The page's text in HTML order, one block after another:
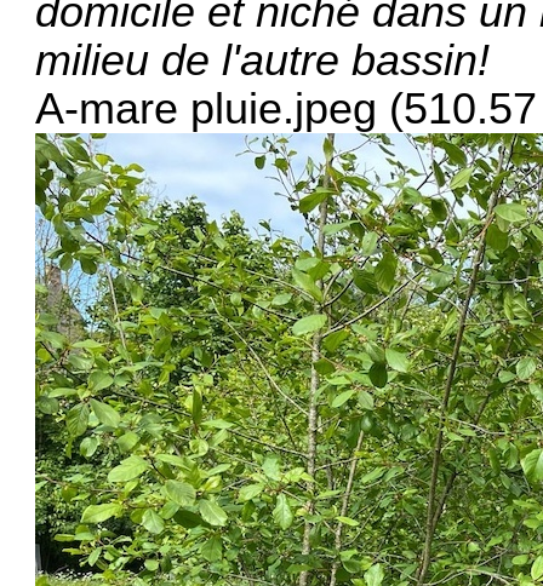
domicile et niché dans
milieu de l'autre bassin!
A-mare pluie.jpeg